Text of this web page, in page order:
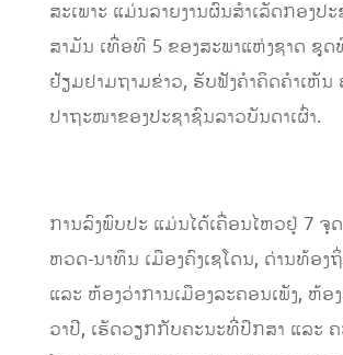
ສະເພາະ ແມ່ນລາຍງານຜົນສຳເລັດກອງປ
ສາມັນ ເທື່ອທີ 5 ຂອງສະພາແຫ່ງຊາດ ຊຸດ
ຢ້ຽມຢາມຖາມຂ່າວ, ຮັບຟັງຄໍາຄິດຄໍາເຫັນ
ປາຖະໜາຂອງປະຊາຊົນລາວບັນດາເຜົ່າ.
ການລົງພົບປະ ແມ່ນໄດ້ເຄື່ອນໄຫວຢູ່ 7 ຈຸ
ຫວດ-ນາທຶນ ເມືອງຄົງເຊໂດນ, ດ່ານທ້ອງ
ແລະ ຫ້ອງວ່າການເມືອງລະຄອນເພັງ, ຫ້ອ
ວາປີ, ເຮັດວຽກກັບຄະນະທີ່ປຶກສາ ແລະ